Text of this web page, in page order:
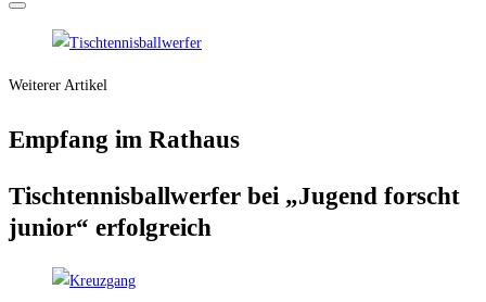
Weiterer Artikel
Emp­fang im Rathaus
Tisch­ten­nis­ball­wer­fer bei „Jugend forscht
juni­or“ erfolgreich